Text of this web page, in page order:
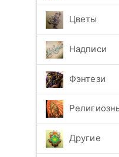
Цветы
Надписи
Фэнтези
Другие